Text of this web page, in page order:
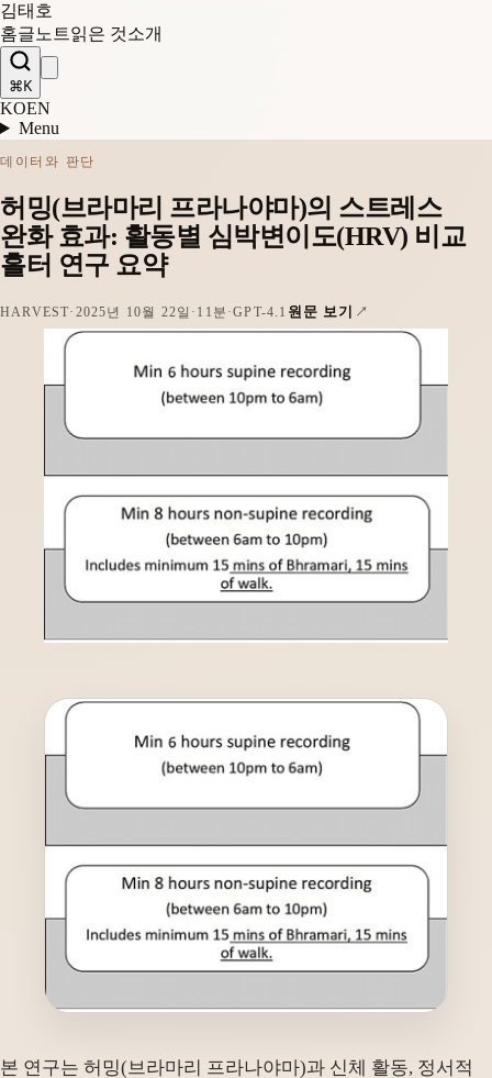
김태호
홈글 노트읽은 것소개
⌘K
KOEN
Menu
데이터와 판단
허밍(브라마리 프라나야마)의 스트레스
완화 효과: 활동별 심박변이도(HRV) 비교
홀터 연구 요약
HARVEST· 2025년 10월 22일 · 11분 ·GPT-4.1 원문 보기
본 연구는 허밍(브라마리 프라나야마)과 신체 활동, 정서적